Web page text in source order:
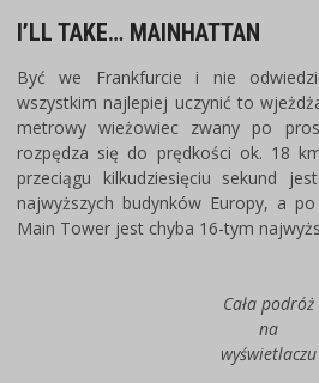
I’LL TAKE… MAINHATTAN
Być we Frankfurcie i nie
wszystkim najlepiej uczynić to
metrowy wieżowiec zwany po
rozpędza się do prędkości ok. 18
przeciągu kilkudziesięciu sekund
najwyższych budynków Europy, a
Main Tower jest chyba 16-tym
Cała podróż
na
wyświetlaczu